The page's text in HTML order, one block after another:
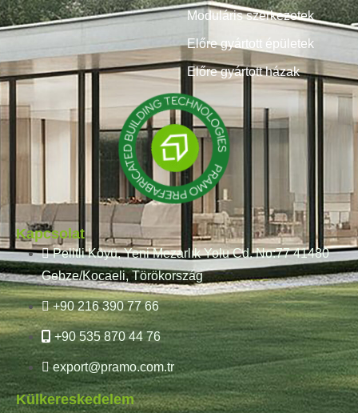
Moduláris szerkezetek
Előre gyártott épületek
Előre gyártott házak
Kapcsolat
Pelitli Köyü, Yeni Mezarlık Yolu Cd. No:77 41480
Gebze/Kocaeli, Törökország
+90 216 390 77 66
+90 535 870 44 76
export@pramo.com.tr
Külkereskedelem